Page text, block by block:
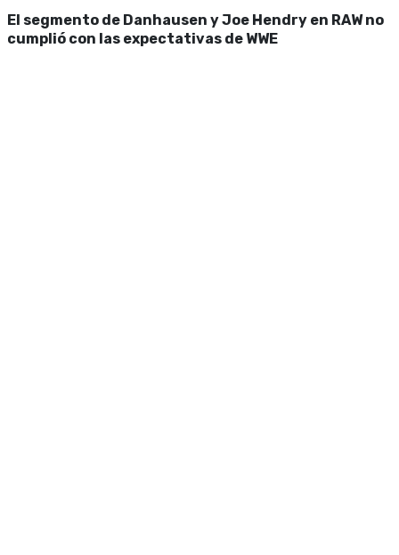
El segmento de Danhausen y Joe Hendry en RAW no
cumplió con las expectativas de WWE